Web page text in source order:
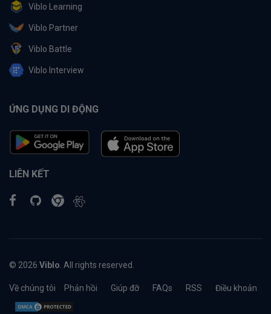
Viblo Learning
Viblo Partner
Viblo Battle
Viblo Interview
ỨNG DỤNG DI ĐỘNG
LIÊN KẾT
© 2026 Viblo . All rights reserved.
Về chúng tôi Phản hồi Giúp đỡ FAQs RSS Điều khoản